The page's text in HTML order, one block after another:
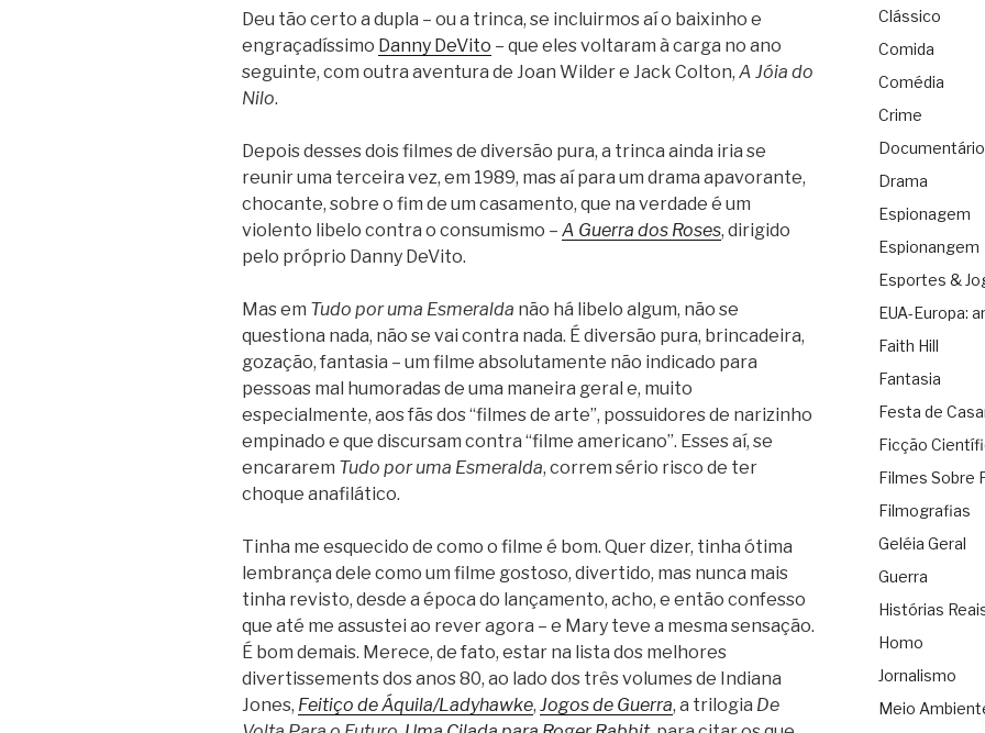
Deu tão certo a dupla – ou a trinca, se incluirmos aí o baixinho e
engraçadíssimo Danny DeVito – que eles voltaram à carga no ano
seguinte, com outra aventura de Joan Wilder e Jack Colton, A Jóia do
Nilo.
Depois desses dois filmes de diversão pura, a trinca ainda iria se
reunir uma terceira vez, em 1989, mas aí para um drama apavorante,
chocante, sobre o fim de um casamento, que na verdade é um
violento libelo contra o consumismo – A Guerra dos Roses, dirigido
pelo próprio Danny DeVito.
Mas em Tudo por uma Esmeralda não há libelo algum, não se
questiona nada, não se vai contra nada. É diversão pura, brincadeira,
gozação, fantasia – um filme absolutamente não indicado para
pessoas mal humoradas de uma maneira geral e, muito
especialmente, aos fãs dos “filmes de arte”, possuidores de narizinho
empinado e que discursam contra “filme americano”. Esses aí, se
encararem Tudo por uma Esmeralda, correm sério risco de ter
choque anafilático.
Tinha me esquecido de como o filme é bom. Quer dizer, tinha ótima
lembrança dele como um filme gostoso, divertido, mas nunca mais
tinha revisto, desde a época do lançamento, acho, e então confesso
que até me assustei ao rever agora – e Mary teve a mesma sensação.
É bom demais. Merece, de fato, estar na lista dos melhores
divertissements dos anos 80, ao lado dos três volumes de Indiana
Jones, Feitiço de Áquila/Ladyhawke, Jogos de Guerra, a trilogia De
Clássico
Comida
Comédia
Crime
Documentário
Drama
Espionagem
Espionangem
Esportes &
EUA-Europa:
Faith Hill
Fantasia
Festa de
Ficção
Filmes Sobre
Filmografias
Geléia Geral
Guerra
Histórias
Homo
Jornalismo
Meio